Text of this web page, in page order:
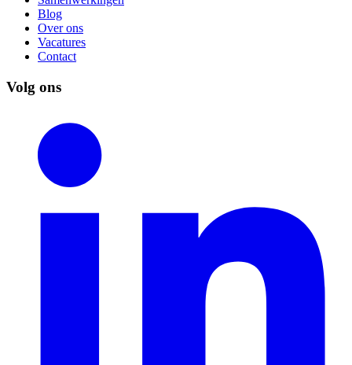
Blog
Over ons
Vacatures
Contact
Volg ons